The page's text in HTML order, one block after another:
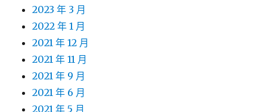
2023 年 3 月
2022 年 1 月
2021 年 12 月
2021 年 11 月
2021 年 9 月
2021 年 6 月
2021 年 5 月